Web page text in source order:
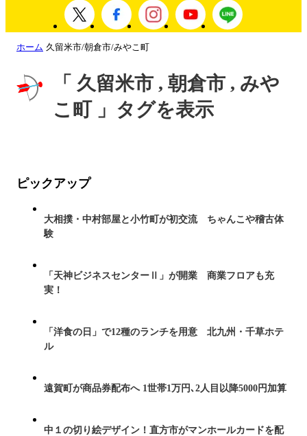
ホーム 久留米市/朝倉市/みやこ町
「 久留米市 , 朝倉市 , みや
こ町 」タグを表示
ピックアップ
大相撲・中村部屋と小竹町が初交流 ちゃんこや稽古体
験
「天神ビジネスセンターⅡ」が開業 商業フロアも充
実！
「洋食の日」で12種のランチを用意 北九州・千草ホテ
ル
遠賀町が商品券配布へ 1世帯1万円､2人目以降5000円加算
中１の切り絵デザイン！直方市がマンホールカードを配